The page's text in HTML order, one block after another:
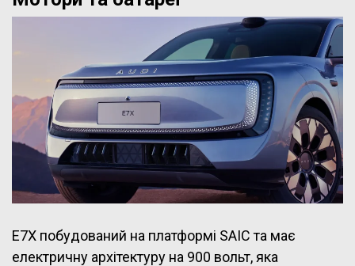
E7X побудований на платформі SAIC та має
електричну архітектуру на 900 вольт, яка